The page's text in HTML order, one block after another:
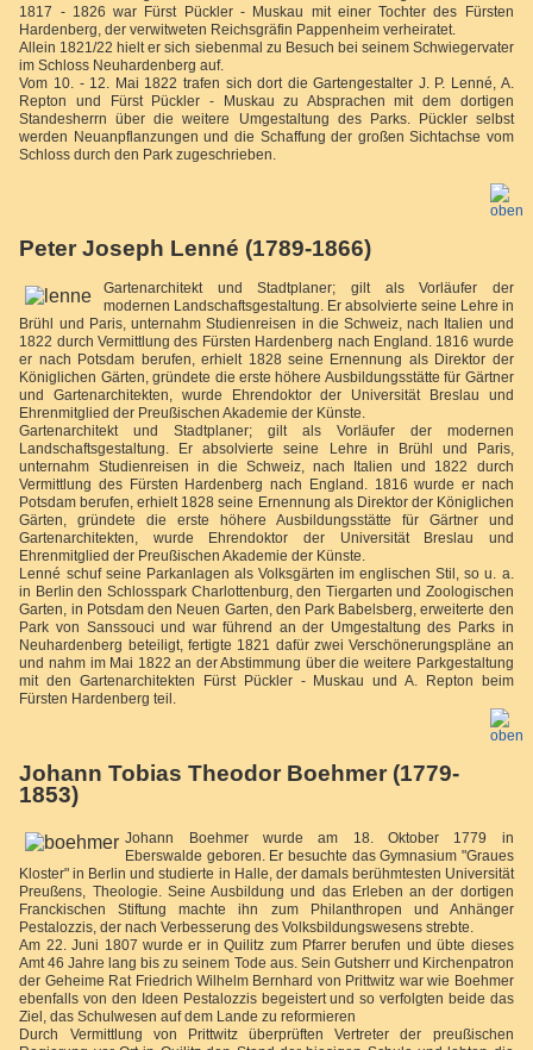
1817 - 1826 war Fürst Pückler - Muskau mit einer Tochter des Fürsten
Hardenberg, der verwitweten Reichsgräfin Pappenheim verheiratet.
Allein 1821/22 hielt er sich siebenmal zu Besuch bei seinem Schwiegervater
im Schloss Neuhardenberg auf.
Vom 10. - 12. Mai 1822 trafen sich dort die Gartengestalter J. P. Lenné, A.
Repton und Fürst Pückler - Muskau zu Absprachen mit dem dortigen
Standesherrn über die weitere Umgestaltung des Parks. Pückler selbst
werden Neuanpflanzungen und die Schaffung der großen Sichtachse vom
Schloss durch den Park zugeschrieben.
Peter Joseph Lenné (1789-1866)
Gartenarchitekt und Stadtplaner; gilt als Vorläufer der
modernen Landschaftsgestaltung. Er absolvierte seine Lehre in
Brühl und Paris, unternahm Studienreisen in die Schweiz, nach Italien und
1822 durch Vermittlung des Fürsten Hardenberg nach England. 1816 wurde
er nach Potsdam berufen, erhielt 1828 seine Ernennung als Direktor der
Königlichen Gärten, gründete die erste höhere Ausbildungsstätte für Gärtner
und Gartenarchitekten, wurde Ehrendoktor der Universität Breslau und
Ehrenmitglied der Preußischen Akademie der Künste.
Gartenarchitekt und Stadtplaner; gilt als Vorläufer der modernen
Landschaftsgestaltung. Er absolvierte seine Lehre in Brühl und Paris,
unternahm Studienreisen in die Schweiz, nach Italien und 1822 durch
Vermittlung des Fürsten Hardenberg nach England. 1816 wurde er nach
Potsdam berufen, erhielt 1828 seine Ernennung als Direktor der Königlichen
Gärten, gründete die erste höhere Ausbildungsstätte für Gärtner und
Gartenarchitekten, wurde Ehrendoktor der Universität Breslau und
Ehrenmitglied der Preußischen Akademie der Künste.
Lenné schuf seine Parkanlagen als Volksgärten im englischen Stil, so u. a.
in Berlin den Schlosspark Charlottenburg, den Tiergarten und Zoologischen
Garten, in Potsdam den Neuen Garten, den Park Babelsberg, erweiterte den
Park von Sanssouci und war führend an der Umgestaltung des Parks in
Neuhardenberg beteiligt, fertigte 1821 dafür zwei Verschönerungspläne an
und nahm im Mai 1822 an der Abstimmung über die weitere Parkgestaltung
mit den Gartenarchitekten Fürst Pückler - Muskau und A. Repton beim
Fürsten Hardenberg teil.
Johann Tobias Theodor Boehmer (1779-
1853)
Johann Boehmer wurde am 18. Oktober 1779 in
Eberswalde geboren. Er besuchte das Gymnasium "Graues
Kloster" in Berlin und studierte in Halle, der damals berühmtesten Universität
Preußens, Theologie. Seine Ausbildung und das Erleben an der dortigen
Franckischen Stiftung machte ihn zum Philanthropen und Anhänger
Pestalozzis, der nach Verbesserung des Volksbildungswesens strebte.
Am 22. Juni 1807 wurde er in Quilitz zum Pfarrer berufen und übte dieses
Amt 46 Jahre lang bis zu seinem Tode aus. Sein Gutsherr und Kirchenpatron
der Geheime Rat Friedrich Wilhelm Bernhard von Prittwitz war wie Boehmer
ebenfalls von den Ideen Pestalozzis begeistert und so verfolgten beide das
Ziel, das Schulwesen auf dem Lande zu reformieren
Durch Vermittlung von Prittwitz überprüften Vertreter der preußischen